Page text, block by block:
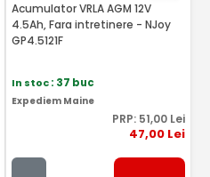
Acumulator VRLA AGM 12V
4.5Ah, Fara intretinere - NJoy
GP4.5121F
In stoc: 37 buc
Expediem Maine
PRP: 51,00 Lei
47,00 Lei